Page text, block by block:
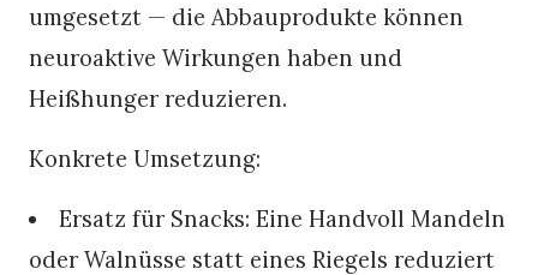
umgesetzt — die Abbauprodukte können
neuroaktive Wirkungen haben und
Heißhunger reduzieren.
Konkrete Umsetzung:
Ersatz für Snacks: Eine Handvoll Mandeln
oder Walnüsse statt eines Riegels reduziert